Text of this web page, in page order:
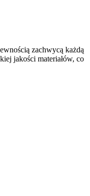
zachwycą każdą
jakości materiałów, co